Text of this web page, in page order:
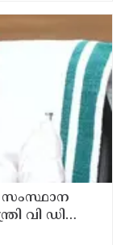
സംസ്ഥാന
വി ഡി